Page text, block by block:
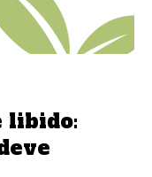
libido: